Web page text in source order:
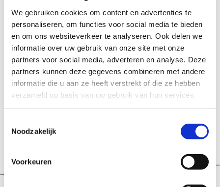
We gebruiken cookies om content en advertenties te
personaliseren, om functies voor social media te bieden
en om ons websiteverkeer te analyseren. Ook delen we
informatie over uw gebruik van onze site met onze
partners voor social media, adverteren en analyse. Deze
partners kunnen deze gegevens combineren met andere
informatie die u aan ze heeft verstrekt of die ze hebben
verzameld op basis van uw gebruik van hun services.
Noodzakelijk
Voorkeuren
Niet gevonden wat je zocht?
We helpen je graag verder. Bel 088 23 23
210of stuur een mail naar
verhuur@esprit-ict.nl